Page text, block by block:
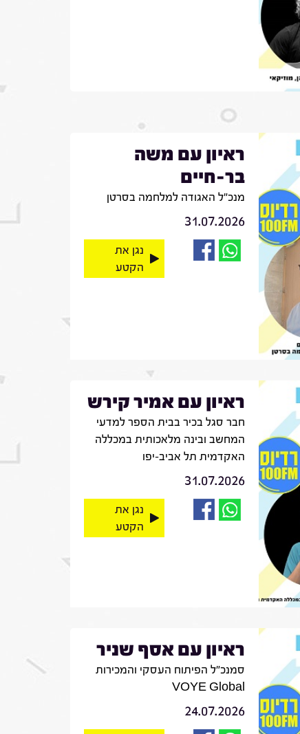
ראיון עם משה
בר-חיים
מנכ"ל האגודה למלחמה בסרטן
31.07.2026
נגן את
הקטע
ראיון עם אמיר קירש
חבר סגל בכיר בבית הספר למדעי
המחשב ובינה מלאכותית במכללה
האקדמית תל אביב-יפו
31.07.2026
נגן את
הקטע
ראיון עם אסף שניר
סמנכ"ל הפיתוח העסקי והמכירות
VOYE Global
24.07.2026